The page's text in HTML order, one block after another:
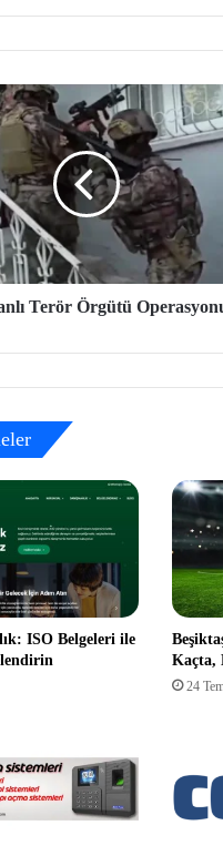
Terör Örgütü
ISO Belgeleri ile
Kaçta,
24